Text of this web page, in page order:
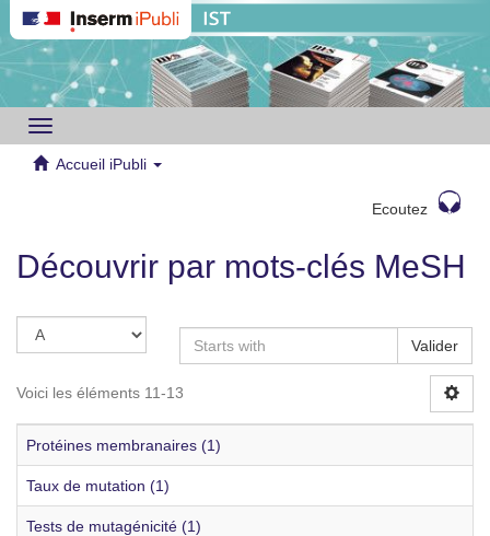
Toggle
navigation
Accueil iPubli
Ecoutez
Découvrir par mots-clés MeSH
Valider
Voici les éléments 11-13
Protéines membranaires (1)
Taux de mutation (1)
Tests de mutagénicité (1)